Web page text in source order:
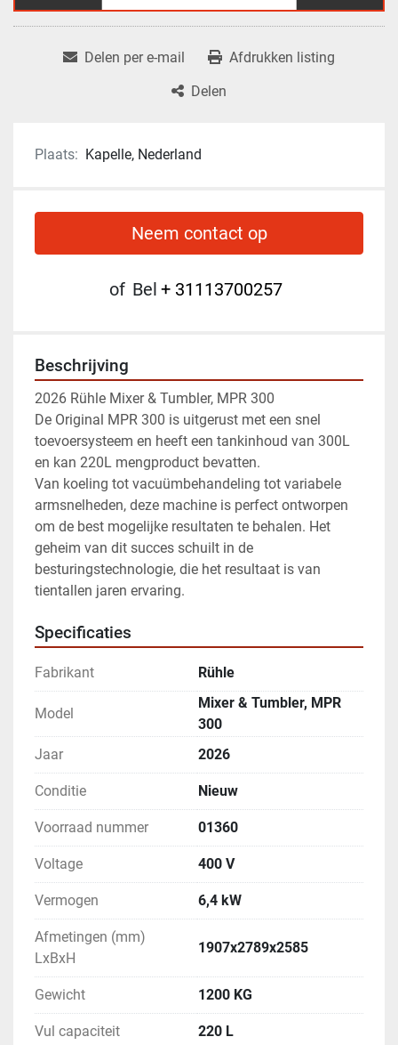
Delen per e-mail
Afdrukken listing
Delen
Plaats: Kapelle, Nederland
Neem contact op
of Bel + 31113700257
Beschrijving
2026 Rühle Mixer & Tumbler, MPR 300
De Original MPR 300 is uitgerust met een snel
toevoersysteem en heeft een tankinhoud van 300L
en kan 220L mengproduct bevatten.
Van koeling tot vacuümbehandeling tot variabele
armsnelheden, deze machine is perfect ontworpen
om de best mogelijke resultaten te behalen. Het
geheim van dit succes schuilt in de
besturingstechnologie, die het resultaat is van
tientallen jaren ervaring.
Specificaties
Fabrikant Rühle
Model
Mixer & Tumbler, MPR
300
Jaar
2026
Conditie Nieuw
Voorraad nummer 01360
Voltage 400 V
Vermogen 6,4 kW
Afmetingen (mm)
LxBxH
1907x2789x2585
Gewicht 1200 KG
Vul capaciteit 220 L